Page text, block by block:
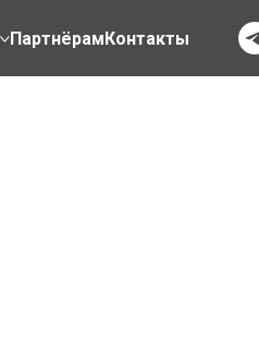
ПартнёрамКонтакты